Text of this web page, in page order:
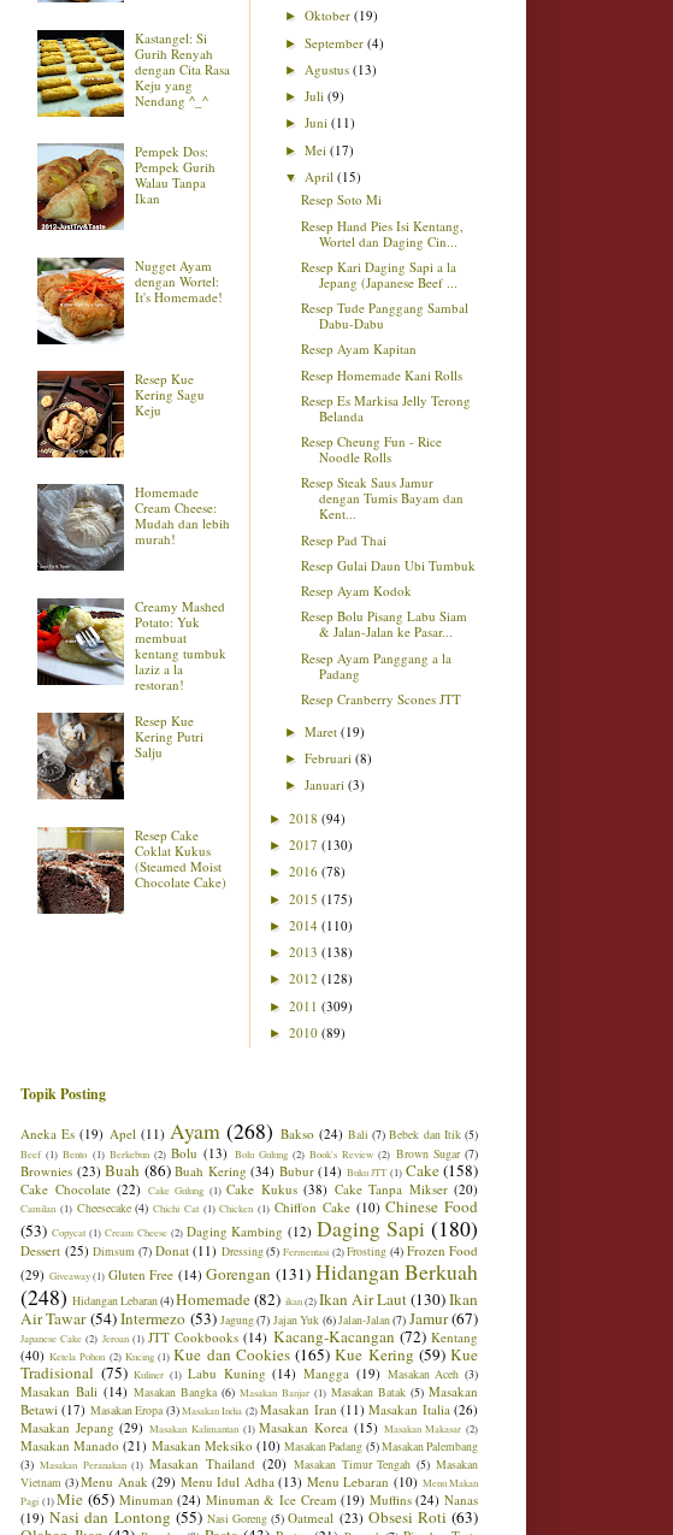
Kastangel: Si
Gurih Renyah
dengan Cita Rasa
Keju yang
Nendang ^_^
Pempek Dos:
Pempek Gurih
Walau Tanpa
Ikan
Nugget Ayam
dengan Wortel:
It's Homemade!
Resep Kue
Kering Sagu
Keju
Homemade
Cream Cheese:
Mudah dan lebih
murah!
Creamy Mashed
Potato: Yuk
membuat
kentang tumbuk
laziz a la
restoran!
Resep Kue
Kering Putri
Salju
Resep Cake
Coklat Kukus
(Steamed Moist
Chocolate Cake)
►Oktober(19)
►September(4)
► Agustus(13)
►Juli(9)
►Juni(11)
►Mei(17)
▼ April(15)
Resep Soto Mi
Resep Hand Pies Isi Kentang,
Wortel dan Daging Cin...
Resep Kari Daging Sapi a la
Jepang (Japanese Beef ...
Resep Tude Panggang Sambal
Dabu-Dabu
Resep Ayam Kapitan
Resep Homemade Kani Rolls
Resep Es Markisa Jelly Terong
Belanda
Resep Cheung Fun - Rice
Noodle Rolls
Resep Steak Saus Jamur
dengan Tumis Bayam dan
Kent...
Resep Pad Thai
Resep Gulai Daun Ubi Tumbuk
Resep Ayam Kodok
Resep Bolu Pisang Labu Siam
& Jalan-Jalan ke Pasar...
Resep Ayam Panggang a la
Padang
Resep Cranberry Scones JTT
►Maret(19)
►Februari(8)
►Januari(3)
► 2018 (94)
► 2017 (130)
► 2016 (78)
► 2015 (175)
► 2014 (110)
► 2013 (138)
► 2012 (128)
► 2011 (309)
► 2010 (89)
Topik Posting
Aneka Es (19) Apel (11) Ayam (268) Bakso (24) Bali (7) Bebek dan Itik (5)
Beef (1) Bento (1) Berkebun (2) Bolu (13) Bolu Gulung (2) Book's Review (2) Brown Sugar (7)
Brownies (23) Buah (86) Buah Kering (34) Bubur (14) Buku JTT (1) Cake(158)
Cake Chocolate (22) Cake Gulung (1) Cake Kukus (38) Cake Tanpa Mikser (20)
Camilan (1) Cheesecake (4) Chichi Cat (1) Chicken (1) Chiffon Cake (10) Chinese Food
(53) Copycat (1) Cream Cheese (2) Daging Kambing (12) Daging Sapi (180)
Dessert (25) Dimsum (7) Donat (11) Dressing (5) Fermentasi (2) Frosting (4) Frozen Food
(29) Giveaway (1) Gluten Free (14) Gorengan (131) Hidangan Berkuah
(248) Hidangan Lebaran(4)Homemade(82) ikan (2) Ikan Air Laut(130)Ikan
Air Tawar (54)Intermezo (53) Jagung(7) Jajan Yuk (6)Jalan-Jalan(7) Jamur(67)
Japanese Cake (2) Jeroan (1) JTT Cookbooks (14) Kacang-Kacangan (72) Kentang
(40) Ketela Pohon (2) Kucing (1) Kue dan Cookies (165) Kue Kering (59) Kue
Tradisional (75) Kuliner (1) Labu Kuning (14) Mangga (19) Masakan Aceh (3)
Masakan Bali (14) Masakan Bangka (6) Masakan Banjar (1) Masakan Batak (5) Masakan
Betawi (17) Masakan Eropa (3) Masakan India (2) Masakan Iran (11) Masakan Italia (26)
Masakan Jepang (29) Masakan Kalimantan (1) Masakan Korea (15) Masakan Makasar (2)
Masakan Manado (21) Masakan Meksiko (10) Masakan Padang (5)Masakan Palembang
(3) Masakan Peranakan (1) Masakan Thailand (20) Masakan Timur Tengah (5) Masakan
Vietnam (3)Menu Anak (29) Menu Idul Adha (13) Menu Lebaran (10) Menu Makan
Pagi (1) Mie (65) Minuman (24) Minuman & Ice Cream (19) Muffins (24) Nanas
(19) Nasi dan Lontong (55) Nasi Goreng (5) Oatmeal (23) Obsesi Roti (63)